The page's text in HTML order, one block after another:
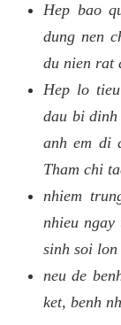
Hep bao
dung nen
du nien rat
Hep lo
dau bi dinh
anh em di
Tham chi
nhiem
nhieu
sinh soi
neu de
ket, benh